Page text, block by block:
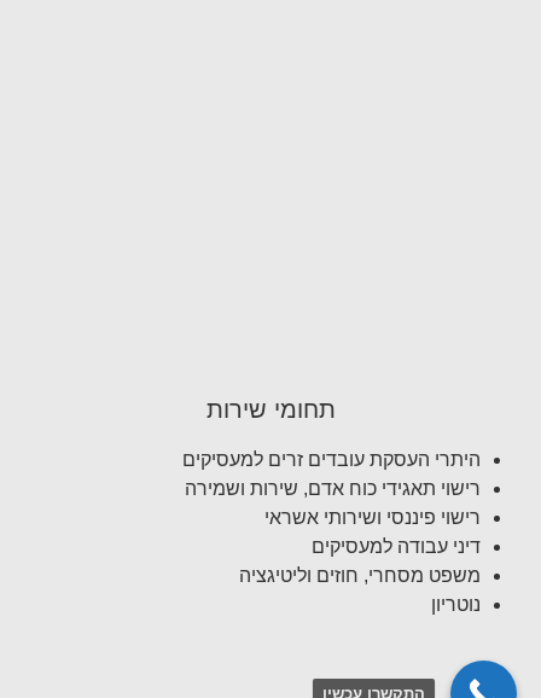
תחומי שירות
היתרי העסקת עובדים זרים למעסיקים
רישוי תאגידי כוח אדם, שירות ושמירה
רישוי פיננסי ושירותי אשראי
דיני עבודה למעסיקים
משפט מסחרי, חוזים וליטיגציה
נוטריון
התקשרו עכשיו